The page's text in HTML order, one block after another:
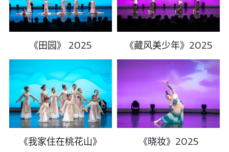
2023独舞/双人舞/三人舞获奖记录
2022群舞获奖记录
2020获奖记录
2018获奖记录
2019获奖记录
2017获奖记录
中国舞
English
《田园》 2025
《我家住在桃花山》
《藏风美少年》2025
《晓妆》2025